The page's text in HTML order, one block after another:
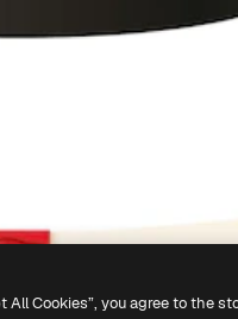
All Cookies”, you agree to the